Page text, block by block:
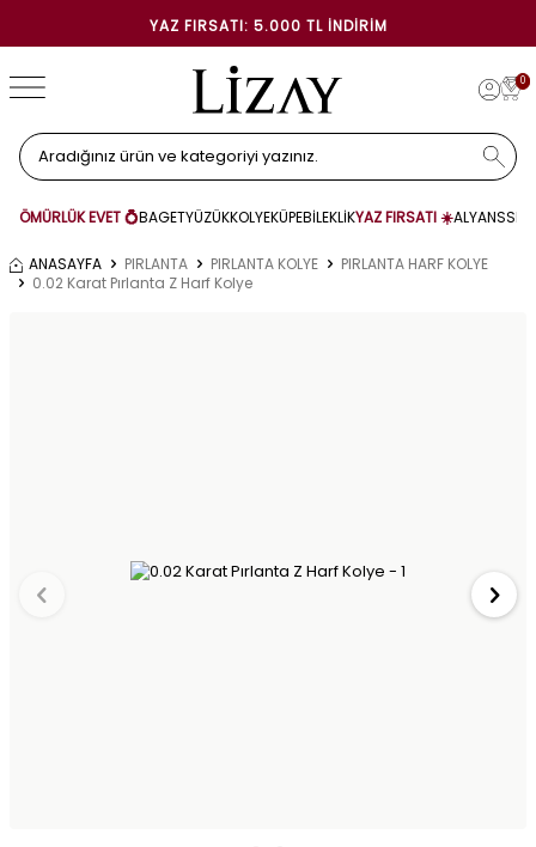
YAZ FIRSATI: 5.000 TL İNDIRIM
0
ÖMÜRLÜK EVET 💍BAGETYÜZÜKKOLYEKÜPEBİLEKLİKYAZ FIRSATI ☀️ALYANS
ANASAYFA PIRLANTA PIRLANTA KOLYE
PIRLANTA HARF KOLYE
0.02 Karat Pırlanta Z Harf Kolye